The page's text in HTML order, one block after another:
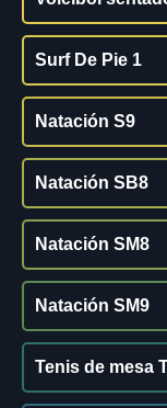
Surf De Pie 1
Natación S9
Natación SB8
Natación SM8
Natación SM9
Tenis de mesa